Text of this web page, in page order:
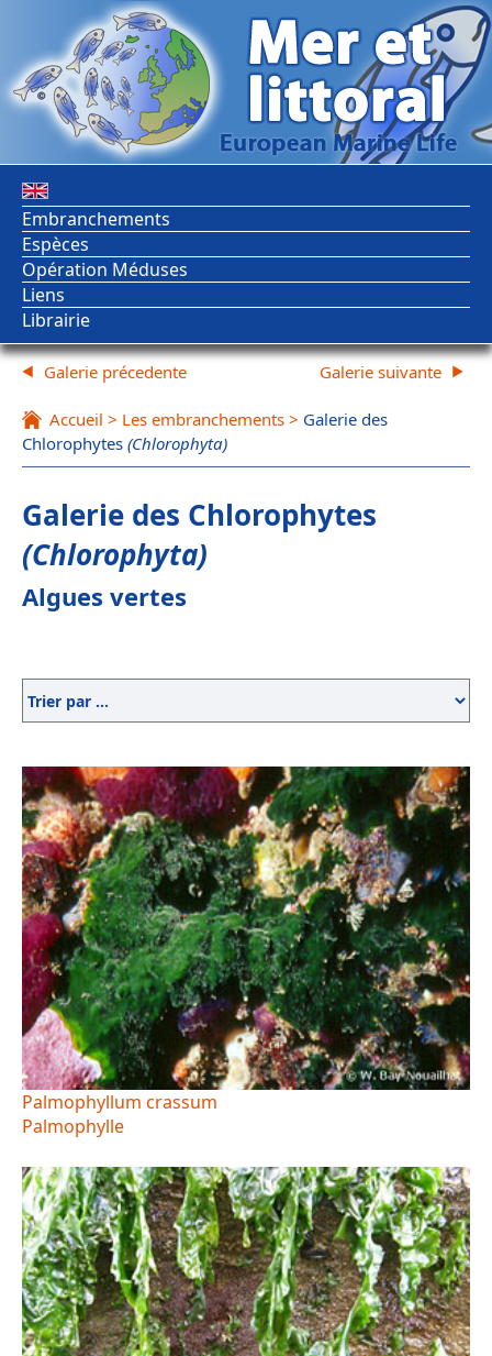
Embranchements
Espèces
Opération Méduses
Liens
Librairie
Galerie précedente
Accueil > Les embranchements > Galerie des
Chlorophytes (Chlorophyta)
Galerie suivante
Galerie des Chlorophytes
(Chlorophyta)
Algues vertes
Palmophyllum crassum
Palmophylle